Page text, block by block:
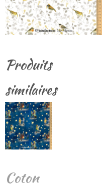
Produits
similaires
Coton